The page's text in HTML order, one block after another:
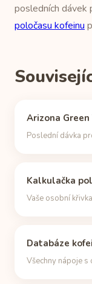
posledních dávek
poločasu kofeinu
Arizona
Poslední dávka
Kalkulačka
Vaše osobní
Databáze
Všechny nápoje